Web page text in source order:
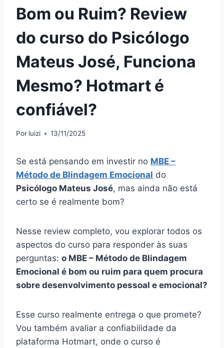
Bom ou Ruim? Review
do curso do Psicólogo
Mateus José, Funciona
Mesmo? Hotmart é
confiável?
Por luizi 13/11/2025
Se está pensando em investir no MBE –
Método de Blindagem Emocional do
Psicólogo Mateus José, mas ainda não está
certo se é realmente bom?
Nesse review completo, vou explorar todos os
aspectos do curso para responder às suas
perguntas: o MBE – Método de Blindagem
Emocional é bom ou ruim para quem procura
sobre desenvolvimento pessoal e emocional?
Esse curso realmente entrega o que promete?
Vou também avaliar a confiabilidade da
plataforma Hotmart, onde o curso é